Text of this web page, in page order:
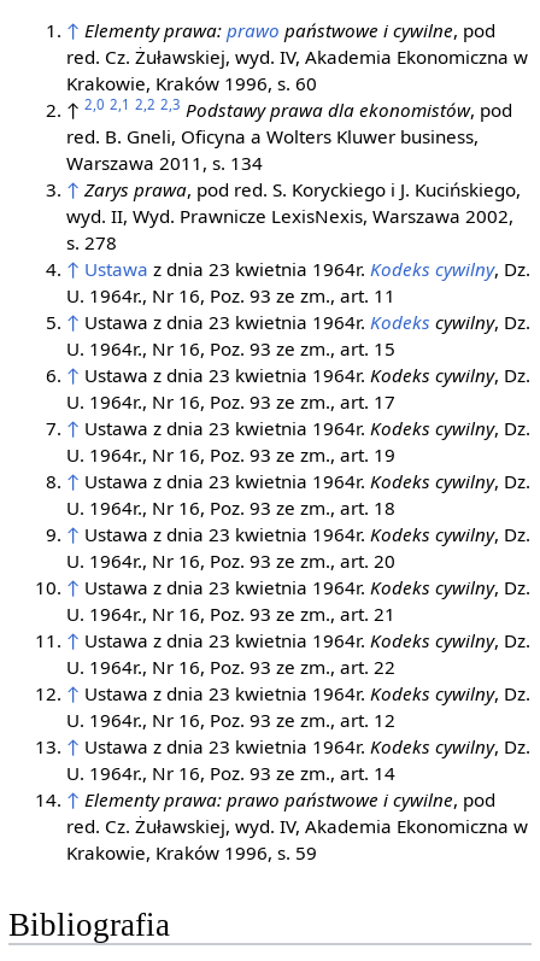
↑ Elementy prawa:prawo państwowe i cywilne, pod
red. Cz. Żuławskiej, wyd. IV, Akademia Ekonomiczna w
Krakowie, Kraków 1996, s. 60
↑2,0 2,1 2,2 2,3 Podstawy prawa dla ekonomistów, pod
red. B. Gneli, Oficyna a Wolters Kluwer business,
Warszawa 2011, s. 134
↑ Zarys prawa, pod red. S. Koryckiego i J. Kucińskiego,
wyd. II, Wyd. Prawnicze LexisNexis, Warszawa 2002,
s. 278
↑ Ustawa z dnia 23 kwietnia 1964r.Kodeks cywilny, Dz.
U. 1964r., Nr 16, Poz. 93 ze zm., art. 11
↑ Ustawa z dnia 23 kwietnia 1964r.Kodeks cywilny, Dz.
U. 1964r., Nr 16, Poz. 93 ze zm., art. 15
↑ Ustawa z dnia 23 kwietnia 1964r.Kodeks cywilny, Dz.
U. 1964r., Nr 16, Poz. 93 ze zm., art. 17
↑ Ustawa z dnia 23 kwietnia 1964r.Kodeks cywilny, Dz.
U. 1964r., Nr 16, Poz. 93 ze zm., art. 19
↑ Ustawa z dnia 23 kwietnia 1964r.Kodeks cywilny, Dz.
U. 1964r., Nr 16, Poz. 93 ze zm., art. 18
↑ Ustawa z dnia 23 kwietnia 1964r.Kodeks cywilny, Dz.
U. 1964r., Nr 16, Poz. 93 ze zm., art. 20
↑ Ustawa z dnia 23 kwietnia 1964r.Kodeks cywilny, Dz.
U. 1964r., Nr 16, Poz. 93 ze zm., art. 21
↑ Ustawa z dnia 23 kwietnia 1964r.Kodeks cywilny, Dz.
U. 1964r., Nr 16, Poz. 93 ze zm., art. 22
↑ Ustawa z dnia 23 kwietnia 1964r.Kodeks cywilny, Dz.
U. 1964r., Nr 16, Poz. 93 ze zm., art. 12
↑ Ustawa z dnia 23 kwietnia 1964r.Kodeks cywilny, Dz.
U. 1964r., Nr 16, Poz. 93 ze zm., art. 14
↑ Elementy prawa: prawo państwowe i cywilne, pod
red. Cz. Żuławskiej, wyd. IV, Akademia Ekonomiczna w
Krakowie, Kraków 1996, s. 59
Bibliografia